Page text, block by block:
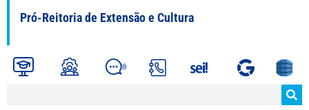
Pró-Reitoria de Extensão e Cultura